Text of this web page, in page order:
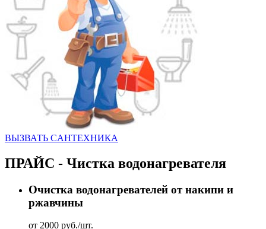
ВЫЗВАТЬ CАНТЕХНИКА
ПРАЙС - Чистка водонагревателя
Очистка водонагревателей от накипи и
ржавчины
от 2000 руб./шт.